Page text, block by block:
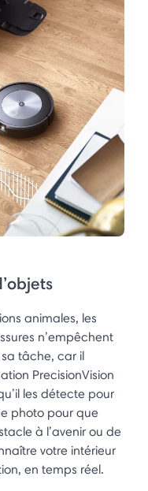
animales, les
n’empêchent
tâche, car il
PrecisionVision
les détecte pour
photo pour que
à l’avenir ou de
votre intérieur
en temps réel.